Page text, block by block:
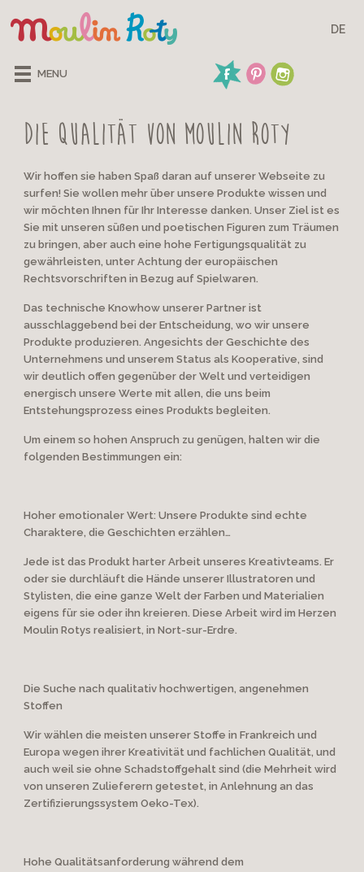
MENU
DE
Die Qualität von Moulin Roty
Wir hoffen sie haben Spaß daran auf unserer Webseite zu
surfen! Sie wollen mehr über unsere Produkte wissen und
wir möchten Ihnen für Ihr Interesse danken. Unser Ziel ist es
Sie mit unseren süßen und poetischen Figuren zum Träumen
zu bringen, aber auch eine hohe Fertigungsqualität zu
gewährleisten, unter Achtung der europäischen
Rechtsvorschriften in Bezug auf Spielwaren.
Das technische Knowhow unserer Partner ist
ausschlaggebend bei der Entscheidung, wo wir unsere
Produkte produzieren. Angesichts der Geschichte des
Unternehmens und unserem Status als Kooperative, sind
wir deutlich offen gegenüber der Welt und verteidigen
energisch unsere Werte mit allen, die uns beim
Entstehungsprozess eines Produkts begleiten.
Um einem so hohen Anspruch zu genügen, halten wir die
folgenden Bestimmungen ein:
Hoher emotionaler Wert: Unsere Produkte sind echte
Charaktere, die Geschichten erzählen…
Jede ist das Produkt harter Arbeit unseres Kreativteams. Er
oder sie durchläuft die Hände unserer Illustratoren und
Stylisten, die eine ganze Welt der Farben und Materialien
eigens für sie oder ihn kreieren. Diese Arbeit wird im Herzen
Moulin Rotys realisiert, in Nort-sur-Erdre.
Die Suche nach qualitativ hochwertigen, angenehmen
Stoffen
Wir wählen die meisten unserer Stoffe in Frankreich und
Europa wegen ihrer Kreativität und fachlichen Qualität, und
auch weil sie ohne Schadstoffgehalt sind (die Mehrheit wird
von unseren Zulieferern getestet, in Anlehnung an das
Zertifizierungssystem Oeko-Tex).
Hohe Qualitätsanforderung während dem